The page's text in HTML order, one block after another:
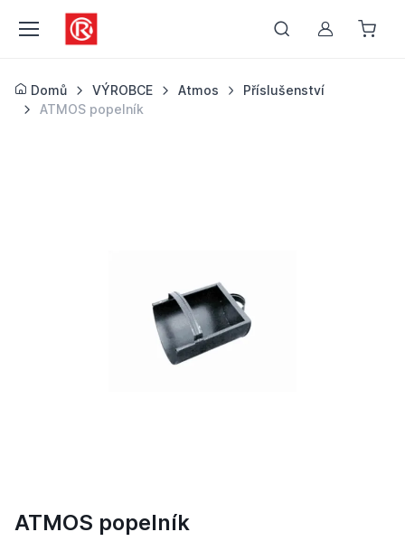
Můj účet
Domů VÝROBCE Atmos
Příslušenství
ATMOS popelník
ATMOS popelník